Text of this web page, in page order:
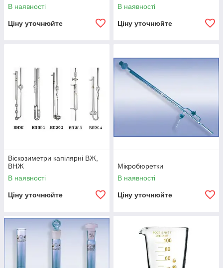
В наявності
Ціну уточнюйте
В наявності
Ціну уточнюйте
Віскозиметри капілярні ВЖ,
ВНЖ
В наявності
Ціну уточнюйте
Мікробюретки
В наявності
Ціну уточнюйте